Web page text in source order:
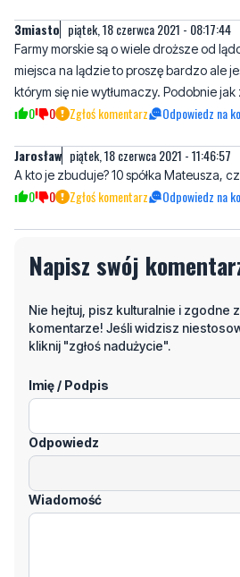
którym się nie wytłumaczy. Podobnie jak z
0 0 Zgłoś komentarz Odpowiedz na
Jarosław piątek, 18 czerwca 2021 - 11:46:57
A kto je zbuduje? 10 spółka Mateusza,
Napisz swój
komentarze! Jeśli widzisz
kliknij "zgłoś nadużycie".
Imię / Podpis
Odpowiedz
Wiadomość